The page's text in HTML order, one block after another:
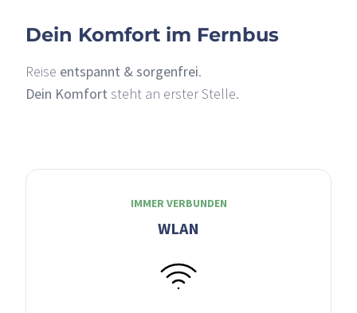
Dein Komfort im Fernbus
Reise entspannt & sorgenfrei.
Dein Komfort steht an erster Stelle.
IMMER VERBUNDEN
WLAN